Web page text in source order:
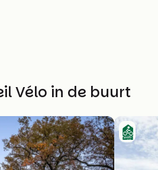
Vélo in de buurt